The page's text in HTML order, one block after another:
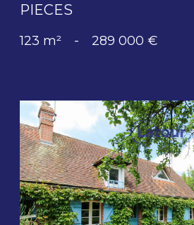
PIECES
123 m² - 289 000 €
voir le bien